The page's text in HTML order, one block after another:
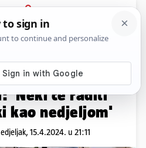
PRIJAVA
News Komentari
na dan izbora
'Neki će raditi
kao nedjeljom'
15.4.2024. u 21:11